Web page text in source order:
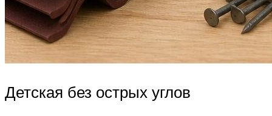
Детская без острых углов